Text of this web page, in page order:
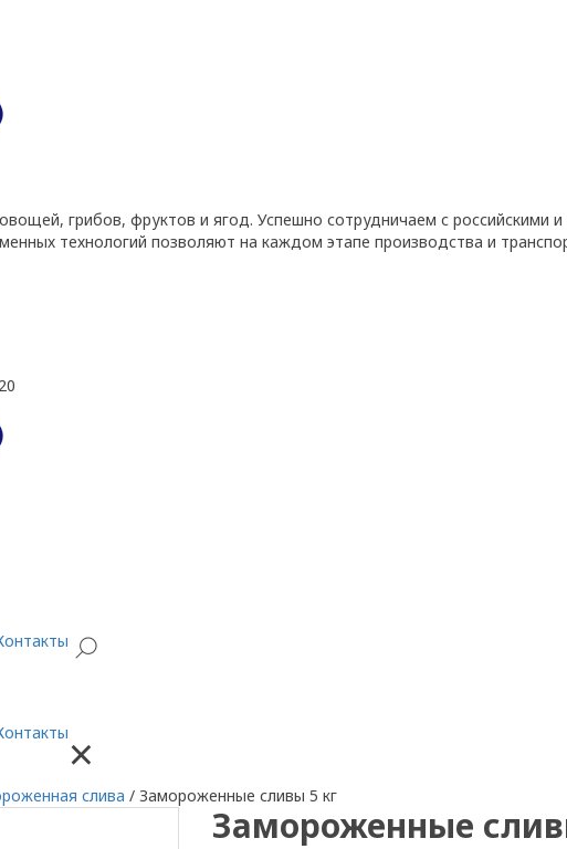
грибов, фруктов и ягод. Успешно сотрудничаем с российскими
технологий позволяют на каждом этапе производства и
×
слива / Замороженные сливы 5 кг
Замороженные